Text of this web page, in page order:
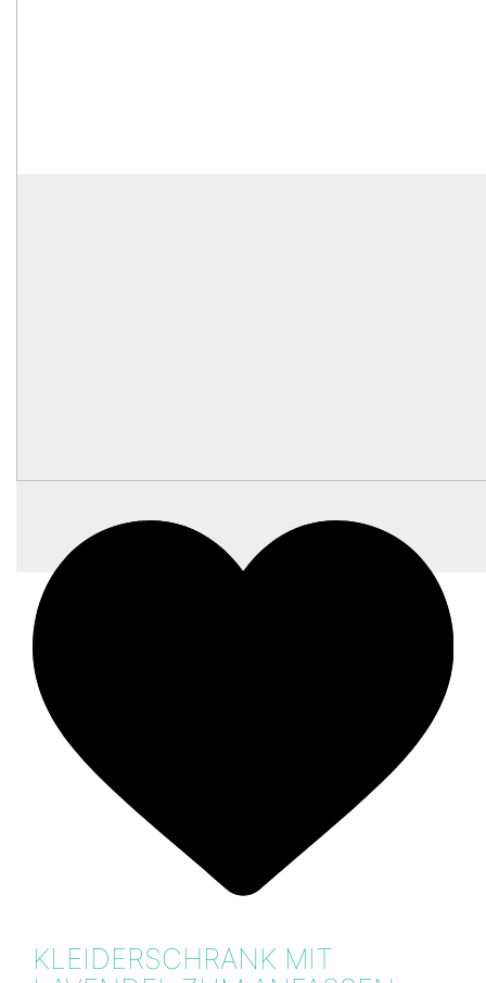
KLEIDERSCHRANK MIT